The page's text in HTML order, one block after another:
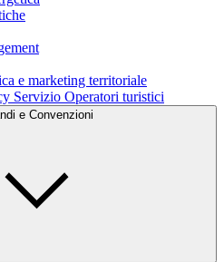
e marketing territoriale
Servizio Operatori turistici
e Convenzioni